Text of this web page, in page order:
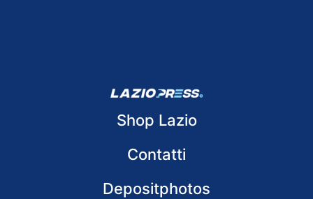
Shop Lazio
Contatti
Depositphotos